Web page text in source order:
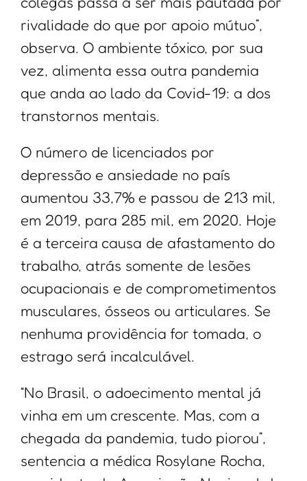
rivalidade do que por apoio mútuo”,
observa. O ambiente tóxico, por sua
vez, alimenta essa outra pandemia
que anda ao lado da Covid-19: a dos
transtornos mentais.
O número de licenciados por
depressão e ansiedade no país
aumentou 33,7% e passou de 213 mil,
em 2019, para 285 mil, em 2020. Hoje
é a terceira causa de afastamento do
trabalho, atrás somente de lesões
ocupacionais e de comprometimentos
musculares, ósseos ou articulares. Se
nenhuma providência for tomada, o
estrago será incalculável.
“No Brasil, o adoecimento mental já
vinha em um crescente. Mas, com a
chegada da pandemia, tudo piorou”,
sentencia a médica Rosylane Rocha,